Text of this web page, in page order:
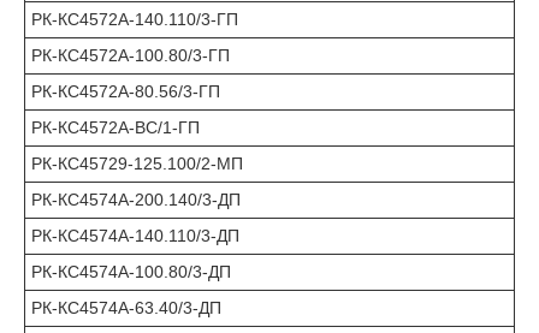
РК-КС4572А-140.110/3-ГП
РК-КС4572А-100.80/3-ГП
РК-КС4572А-80.56/3-ГП
РК-КС4572А-ВС/1-ГП
РК-КС45729-125.100/2-МП
РК-КС4574А-200.140/3-ДП
РК-КС4574А-140.110/3-ДП
РК-КС4574А-100.80/3-ДП
РК-КС4574А-63.40/3-ДП